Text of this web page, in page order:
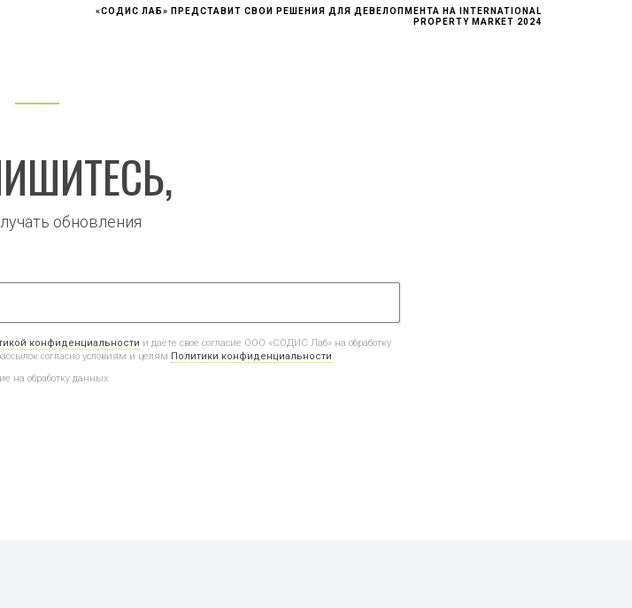
«СОДИС ЛАБ» ПРЕДСТАВИТ СВОИ РЕШЕНИЯ ДЛЯ ДЕВЕЛОПМЕНТА НА INTERNATIONAL
PROPERTY MARKET 2024
обновления
конфиденциальности и даёте своё согласие ООО «СОДИС Лаб» на обработку
согласно условиям и целям Политики конфиденциальности.
на обработку данных.